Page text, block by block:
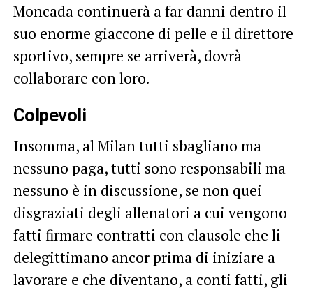
Moncada continuerà a far danni dentro il
suo enorme giaccone di pelle e il direttore
sportivo, sempre se arriverà, dovrà
collaborare con loro.
Colpevoli
Insomma, al Milan tutti sbagliano ma
nessuno paga, tutti sono responsabili ma
nessuno è in discussione, se non quei
disgraziati degli allenatori a cui vengono
fatti firmare contratti con clausole che li
delegittimano ancor prima di iniziare a
lavorare e che diventano, a conti fatti, gli